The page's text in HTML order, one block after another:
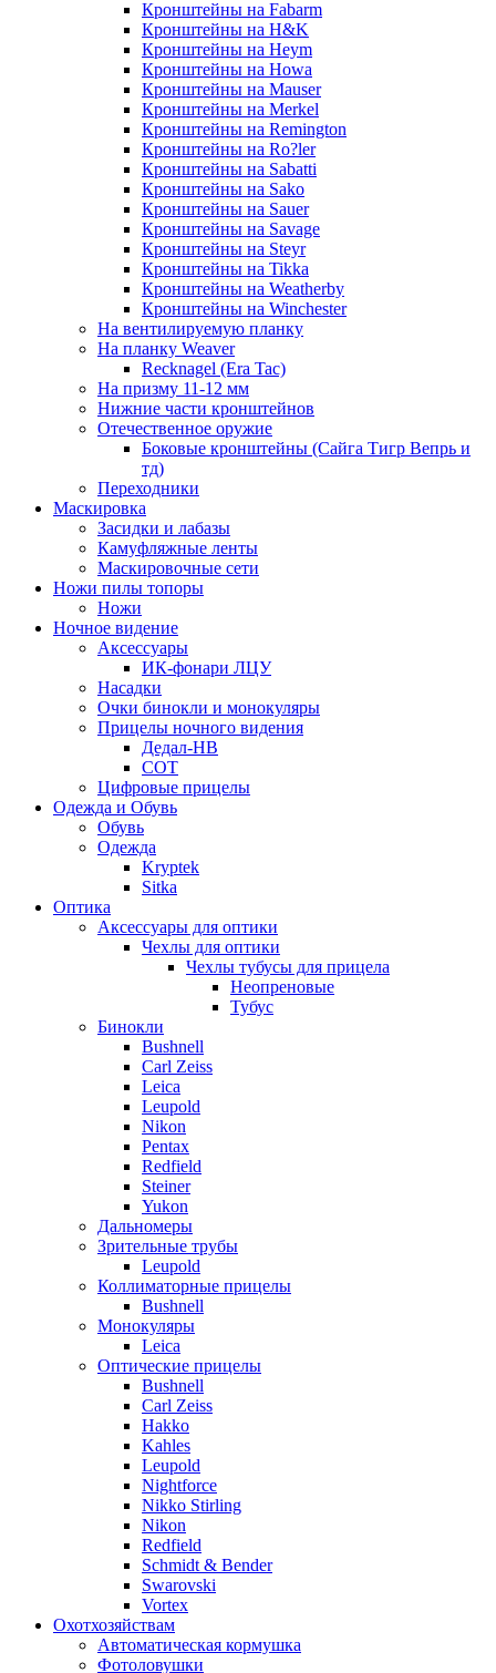
Кронштейны на Fabarm
Кронштейны на H&K
Кронштейны на Heym
Кронштейны на Howa
Кронштейны на Mauser
Кронштейны на Merkel
Кронштейны на Remington
Кронштейны на Ro?ler
Кронштейны на Sabatti
Кронштейны на Sako
Кронштейны на Sauer
Кронштейны на Savage
Кронштейны на Steyr
Кронштейны на Tikka
Кронштейны на Weatherby
Кронштейны на Winchester
На вентилируемую планку
На планку Weaver
Recknagel (Era Tac)
На призму 11-12 мм
Нижние части кронштейнов
Отечественное оружие
Боковые кронштейны (Сайга Тигр Вепрь и
тд)
Переходники
Маскировка
Засидки и лабазы
Камуфляжные ленты
Маскировочные сети
Ножи пилы топоры
Ножи
Ночное видение
Аксессуары
ИК-фонари ЛЦУ
Насадки
Очки бинокли и монокуляры
Прицелы ночного видения
Дедал-НВ
СОТ
Цифровые прицелы
Одежда и Обувь
Обувь
Одежда
Kryptek
Sitka
Оптика
Аксессуары для оптики
Чехлы для оптики
Чехлы тубусы для прицела
Неопреновые
Тубус
Бинокли
Bushnell
Carl Zeiss
Leica
Leupold
Nikon
Pentax
Redfield
Steiner
Yukon
Дальномеры
Зрительные трубы
Leupold
Коллиматорные прицелы
Bushnell
Монокуляры
Leica
Оптические прицелы
Bushnell
Carl Zeiss
Hakko
Kahles
Leupold
Nightforce
Nikko Stirling
Nikon
Redfield
Schmidt & Bender
Swarovski
Vortex
Охотхозяйствам
Автоматическая кормушка
Фотоловушки